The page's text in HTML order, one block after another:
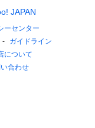
JAPAN
ーセンター
ガイドライン
について
合わせ